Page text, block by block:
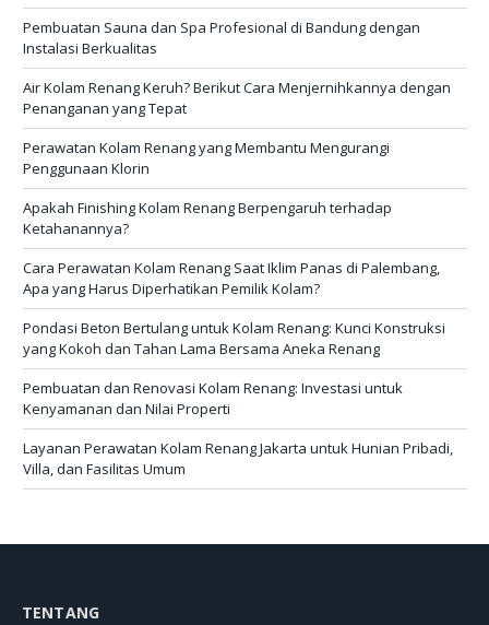
Pembuatan Sauna dan Spa Profesional di Bandung dengan
Instalasi Berkualitas
Air Kolam Renang Keruh? Berikut Cara Menjernihkannya dengan
Penanganan yang Tepat
Perawatan Kolam Renang yang Membantu Mengurangi
Penggunaan Klorin
Apakah Finishing Kolam Renang Berpengaruh terhadap
Ketahanannya?
Cara Perawatan Kolam Renang Saat Iklim Panas di Palembang,
Apa yang Harus Diperhatikan Pemilik Kolam?
Pondasi Beton Bertulang untuk Kolam Renang: Kunci Konstruksi
yang Kokoh dan Tahan Lama Bersama Aneka Renang
Pembuatan dan Renovasi Kolam Renang: Investasi untuk
Kenyamanan dan Nilai Properti
Layanan Perawatan Kolam Renang Jakarta untuk Hunian Pribadi,
Villa, dan Fasilitas Umum
TENTANG